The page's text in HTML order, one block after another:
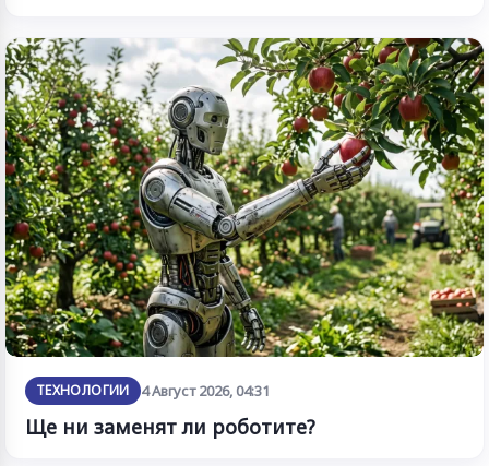
ТЕХНОЛОГИИ 4 Август 2026, 04:31
Ще ни заменят ли роботите?